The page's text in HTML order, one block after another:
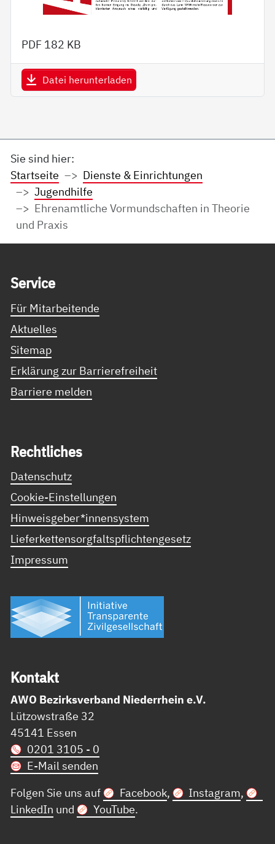
PDF 182 KB
Datei herunterladen
Sie sind hier:
Startseite
Dienste & Einrichtungen
Jugendhilfe
Ehrenamtliche Vormundschaften in Theorie
und Praxis
Ser­vice
Für Mitarbeitende
Aktuelles
Sitemap
Erklärung zur Barrierefreiheit
Barriere melden
Recht­li­ches
Datenschutz
Cookie-Einstellungen
Hinweisgeber*innensystem
Lieferkettensorgfaltspflichtengesetz
Impressum
Kon­takt
AWO Bezirksverband Niederrhein e.V.
Lützowstraße 32
45141 Essen
0201 3105 - 0
E-Mail senden
Folgen Sie uns auf
Facebook, Instagram,
LinkedIn und YouTube.